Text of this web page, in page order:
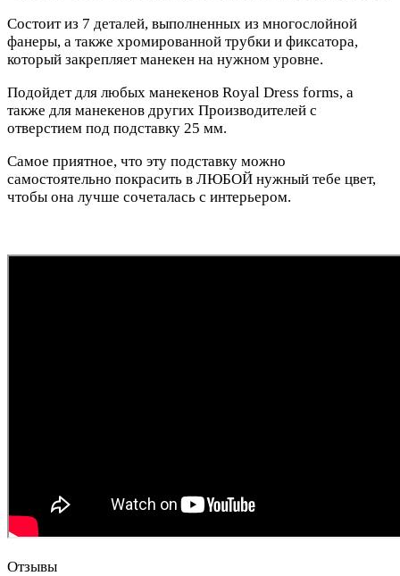
Состоит из 7 деталей, выполненных из многослойной
фанеры, а также хромированной трубки и фиксатора,
который закрепляет манекен на нужном уровне.
Подойдет для любых манекенов Royal Dress forms, а
также для манекенов других Производителей с
отверстием под подставку 25 мм.
Самое приятное, что эту подставку можно
самостоятельно покрасить в ЛЮБОЙ нужный тебе цвет,
чтобы она лучше сочеталась с интерьером.
Отзывы